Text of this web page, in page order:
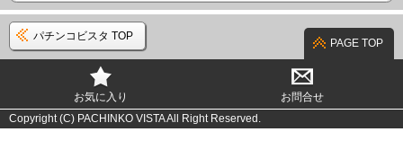
パチンコビスタ TOP
PAGE TOP
お気に入り
お問合せ
Copyright (C) PACHINKO VISTA All Right Reserved.